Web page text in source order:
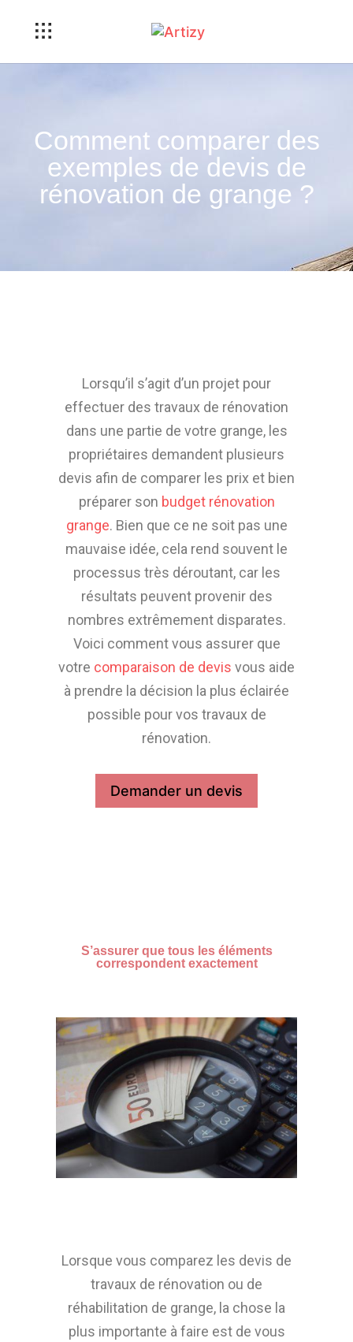
Comment comparer des
exemples de devis de
rénovation de grange ?
Lorsqu’il s’agit d’un projet pour
effectuer des travaux de rénovation
dans une partie de votre grange, les
propriétaires demandent plusieurs
devis afin de comparer les prix et bien
préparer son budget rénovation
grange. Bien que ce ne soit pas une
mauvaise idée, cela rend souvent le
processus très déroutant, car les
résultats peuvent provenir des
nombres extrêmement disparates.
Voici comment vous assurer que
votre comparaison de devis vous aide
à prendre la décision la plus éclairée
possible pour vos travaux de
rénovation.
Demander un devis
S’assurer que tous les éléments
correspondent exactement
Lorsque vous comparez les devis de
travaux de rénovation ou de
réhabilitation de grange, la chose la
plus importante à faire est de vous